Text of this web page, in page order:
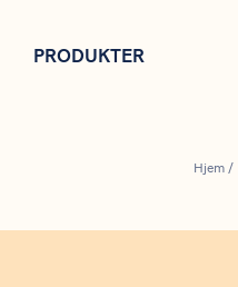
PRODUKTER
Hjem/